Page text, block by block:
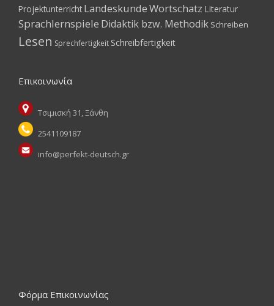
Projektunterricht LandeskundeWortschatz Literatur
Sprachlernspiele Didaktik bzw. Methodik Schreiben
Lesen Sprechfertigkeit Schreibfertigkeit
Επικοινωνία
Τσιμισκή 31, Ξάνθη
2541109187
info@perfekt-deutsch.gr
Φόρμα Επικοινωνίας